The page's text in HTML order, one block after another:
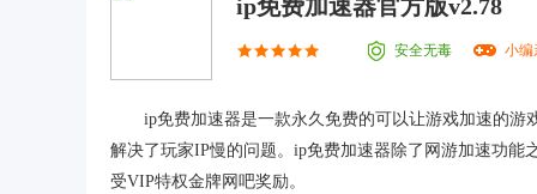
ip免费加速器官方版v2.78
安全无毒 小编
ip免费加速器是一款永久免费的可以让游戏加速的游
解决了玩家IP慢的问题。ip免费加速器除了网游加速功
受VIP特权金牌网吧奖励。